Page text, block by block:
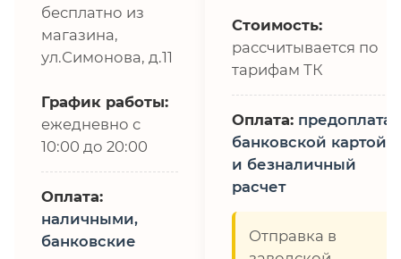
бесплатно из
магазина,
ул.Симонова, д.11
График работы:
ежедневно с
10:00 до 20:00
Оплата:
наличными,
банковские
Стоимость:
рассчитывается по
тарифам ТК
Оплата: предоплата,
банковской картой
и безналичный
расчет
Отправка в